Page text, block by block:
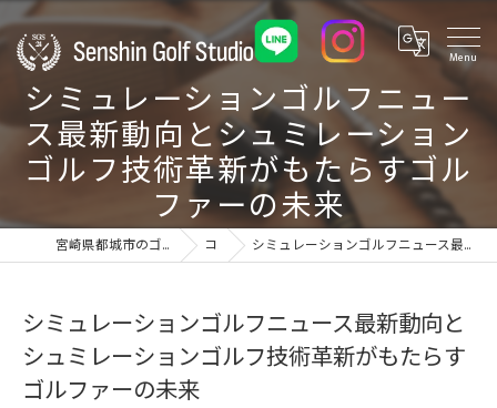
シミュレーションゴルフニュー
ス最新動向とシュミレーション
ゴルフ技術革新がもたらすゴル
ファーの未来
宮崎県都城市のゴルフ練習場ならSenshin Golf Studio 24 コラム シミュレーションゴルフニュース最新動向とシュミレーションゴルフ技術革新がもたらすゴルファーの未来
シミュレーションゴルフニュース最新動向と
シュミレーションゴルフ技術革新がもたらす
ゴルファーの未来